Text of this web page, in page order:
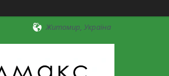
Житомир, Україна